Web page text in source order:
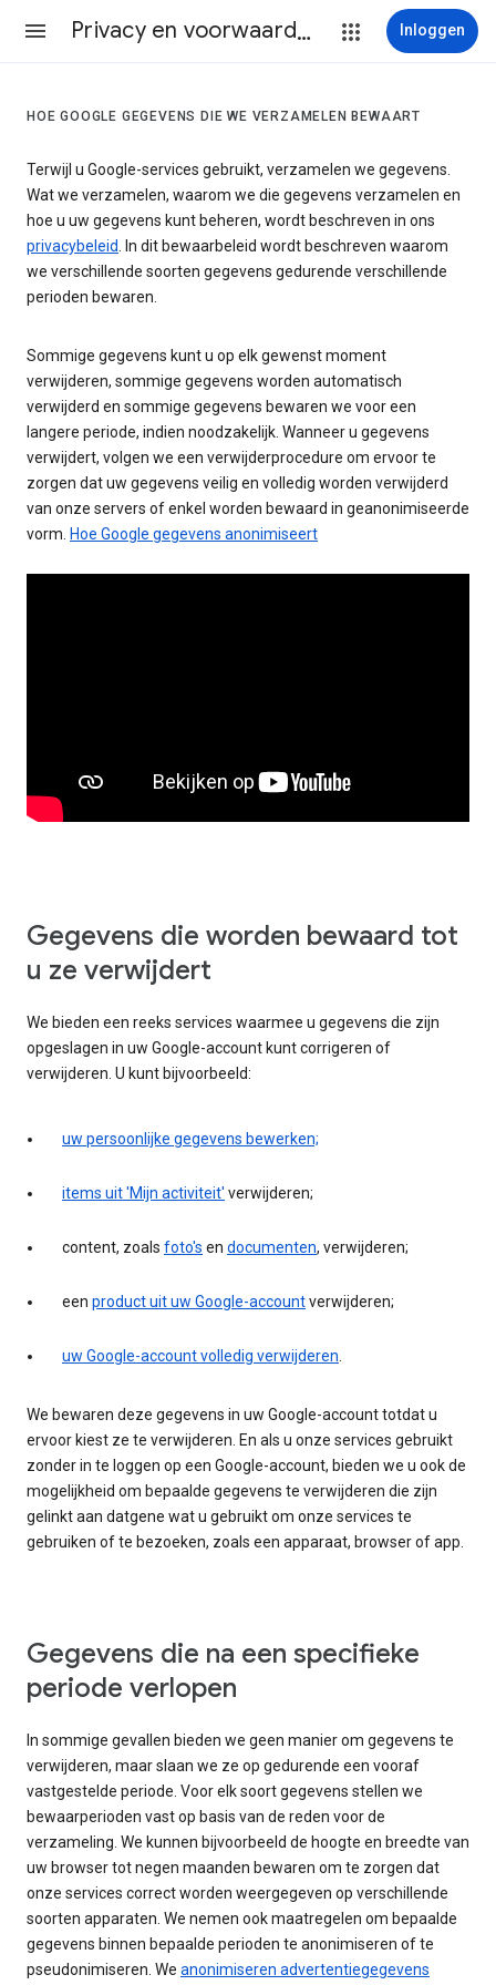
Privacy en voorwaarden Inloggen
HOE GOOGLE GEGEVENS DIE WE VERZAMELEN BEWAART
Terwijl u Google-services gebruikt, verzamelen we gegevens.
Wat we verzamelen, waarom we die gegevens verzamelen en
hoe u uw gegevens kunt beheren, wordt beschreven in ons
privacybeleid. In dit bewaarbeleid wordt beschreven waarom
we verschillende soorten gegevens gedurende verschillende
perioden bewaren.
Sommige gegevens kunt u op elk gewenst moment
verwijderen, sommige gegevens worden automatisch
verwijderd en sommige gegevens bewaren we voor een
langere periode, indien noodzakelijk. Wanneer u gegevens
verwijdert, volgen we een verwijderprocedure om ervoor te
zorgen dat uw gegevens veilig en volledig worden verwijderd
van onze servers of enkel worden bewaard in geanonimiseerde
vorm. Hoe Google gegevens anonimiseert
Gegevens die worden bewaard tot
u ze verwijdert
We bieden een reeks services waarmee u gegevens die zijn
opgeslagen in uw Google-account kunt corrigeren of
verwijderen. U kunt bijvoorbeeld:
uw persoonlijke gegevens bewerken;
items uit 'Mijn activiteit' verwijderen;
content, zoals foto's en documenten, verwijderen;
een product uit uw Google-accountverwijderen;
uw Google-account volledig verwijderen.
We bewaren deze gegevens in uw Google-account totdat u
ervoor kiest ze te verwijderen. En als u onze services gebruikt
zonder in te loggen op een Google-account, bieden we u ook de
mogelijkheid om bepaalde gegevens te verwijderen die zijn
gelinkt aan datgene wat u gebruikt om onze services te
gebruiken of te bezoeken, zoals een apparaat, browser of app.
Gegevens die na een specifieke
periode verlopen
In sommige gevallen bieden we geen manier om gegevens te
verwijderen, maar slaan we ze op gedurende een vooraf
vastgestelde periode. Voor elk soort gegevens stellen we
bewaarperioden vast op basis van de reden voor de
verzameling. We kunnen bijvoorbeeld de hoogte en breedte van
uw browser tot negen maanden bewaren om te zorgen dat
onze services correct worden weergegeven op verschillende
soorten apparaten. We nemen ook maatregelen om bepaalde
gegevens binnen bepaalde perioden te anonimiseren of te
pseudonimiseren. We anonimiseren advertentiegegevens